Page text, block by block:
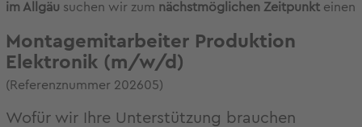
im Allgäu suchen wir zum nächstmöglichen Zeitpunkt einen
Montagemitarbeiter Produktion
Elektronik (m/w/d)
(Referenznummer 202605)
Wofür wir Ihre Unterstützung brauchen